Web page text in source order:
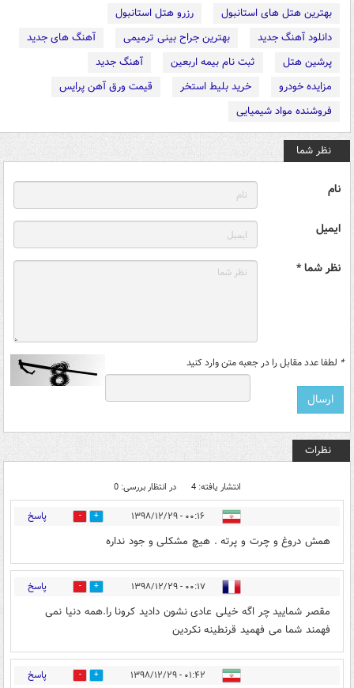
بهترین هتل های استانبول
رزرو هتل استانبول
دانلود آهنگ جدید
بهترین جراح بینی ترمیمی
آهنگ های جدید
پرشین هتل
ثبت نام بیمه اربعین
آهنگ جدید
مزایده خودرو
خرید بلیط استخر
قیمت ورق آهن پرایس
فروشنده مواد شیمیایی
نظر شما
نام
ایمیل
نظر شما *
* لطفا عدد مقابل را در جعبه متن وارد کنید
نظرات
انتشار یافته: 4 در انتظار بررسی: 0
۰۰:۱۶ - ۱۳۹۸/۱۲/۲۹ 0 پاسخ
همش دروغ و چرت و پرته . هیچ مشکلی و جود نداره
۰۰:۱۷ - ۱۳۹۸/۱۲/۲۹ 0 پاسخ
مقصر شمایید چر اگه خیلی عادی نشون دادید کرونا را.همه دنیا نمی
فهمند شما می فهمید قرنطینه نکردین
۰۱:۴۲ - ۱۳۹۸/۱۲/۲۹ 1 پاسخ